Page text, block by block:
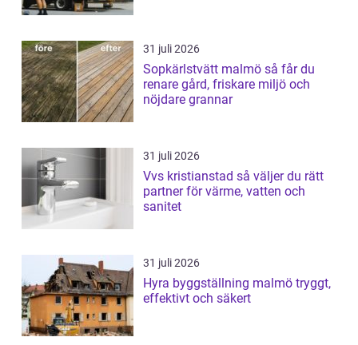
31 juli 2026
Sopkärlstvätt malmö så får du
renare gård, friskare miljö och
nöjdare grannar
31 juli 2026
Vvs kristianstad så väljer du rätt
partner för värme, vatten och
sanitet
31 juli 2026
Hyra byggställning malmö tryggt,
effektivt och säkert